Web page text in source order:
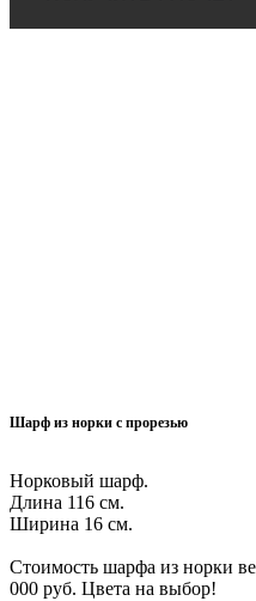
Шарф из норки c прорезью
Норковый шарф.
Длина 116 см.
Ширина 16 см.
Стоимость шарфа из норки
000 руб. Цвета на выбор!